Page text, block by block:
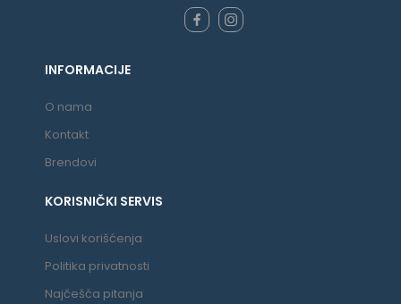
INFORMACIJE
O nama
Kontakt
Brendovi
KORISNIČKI SERVIS
Uslovi korišćenja
Politika privatnosti
Najčešća pitanja